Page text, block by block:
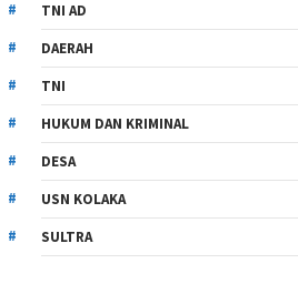
TNI AD
DAERAH
TNI
HUKUM DAN KRIMINAL
DESA
USN KOLAKA
SULTRA